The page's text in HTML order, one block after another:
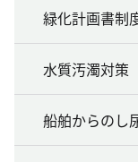
緑化計画書制
水質汚濁対策
船舶からのし